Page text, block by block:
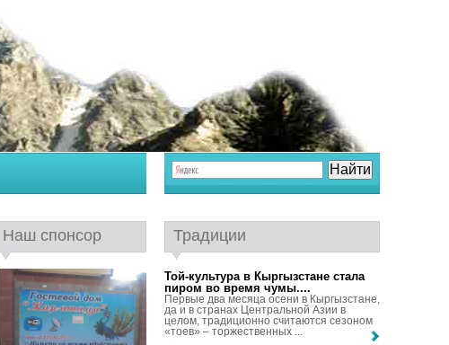
Наш спонсор Традиции
Той-культура в Кыргызстане стала
пиром во время чумы....
Первые два месяца осени в Кыргызстане,
да и в странах Центральной Азии в
целом, традиционно считаются сезоном
«тоев» – торжественных ...